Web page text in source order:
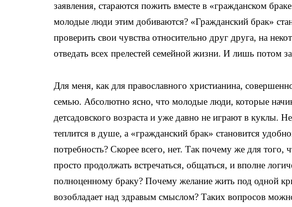
заявления, стараются пожить вместе в «гражданском
молодые люди этим добиваются? «Гражданский брак»
проверить свои чувства относительно друг друга, на
отведать всех прелестей семейной жизни. И лишь потом
Для меня, как для православного христианина,
семью. Абсолютно ясно, что молодые люди, которые
детсадовского возраста и уже давно не играют в куклы.
теплится в душе, а «гражданский брак» становится
потребность? Скорее всего, нет. Так почему же для того,
просто продолжать встречаться, общаться, и вполне
полноценному браку? Почему желание жить под одной
возобладает над здравым смыслом? Таких вопросов